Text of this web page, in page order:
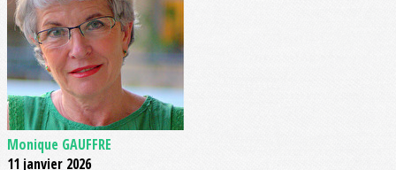
Monique GAUFFRE
11 janvier 2026